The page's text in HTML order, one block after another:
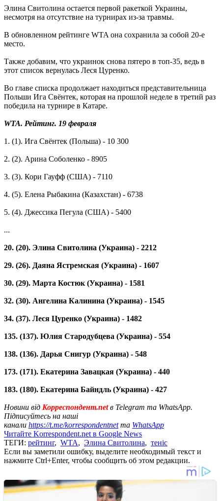
Элина Свитолина остается первой ракеткой Украины,
несмотря на отсутствие на турнирах из-за травмы.
В обновленном рейтинге WTA она сохранила за собой 20-е
место.
Также добавим, что украинок снова пятеро в топ-35, ведь в
этот список вернулась Леся Цуренко.
Во главе списка продолжает находиться представительница
Польши Ига Свёнтек, которая на прошлой неделе в третий раз
победила на турнире в Катаре.
WTA. Рейтинг. 19 февраля
1. (1). Ига Свёнтек (Польша) - 10 300
2. (2). Арина Соболенко - 8905
3. (3). Кори Гауфф (США) - 7110
4. (5). Елена Рыбакина (Казахстан) - 6738
5. (4). Джессика Пегула (США) - 5400
...
20. (20). Элина Свитолина (Украина) - 2212
29. (26). Даяна Ястремская (Украина) - 1607
30. (29). Марта Костюк (Украина) - 1581
32. (30). Ангелина Калинина (Украина) - 1545
34. (37). Леся Цуренко (Украина) - 1482
135. (137). Юлия Стародубцева (Украина) - 554
138. (136). Дарья Снигур (Украина) - 548
173. (171). Екатерина Завацкая (Украина) - 440
183. (180). Екатерина Байндль (Украина) - 427
Новини від Корреспондент.netв Telegram та WhatsApp.
Підписуйтесь на наші
канали https://t.me/korrespondentnetта WhatsApp
Читайте Korrespondent.net в Google News
ТЕГИ: рейтинг, WTA, Элина Свитолина, теніс
Если вы заметили ошибку, выделите необходимый текст и
нажмите Ctrl+Enter, чтобы сообщить об этом редакции.